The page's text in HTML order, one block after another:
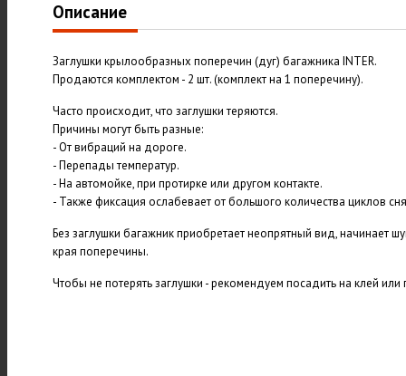
Описание
Заглушки крылообразных поперечин (дуг) багажника INTER.
Продаются комплектом - 2 шт. (комплект на 1 поперечину).
Часто происходит, что заглушки теряются.
Причины могут быть разные:
- От вибраций на дороге.
- Перепады температур.
- На автомойке, при протирке или другом контакте.
- Также фиксация ослабевает от большого количества циклов
Без заглушки багажник приобретает неопрятный вид, начинает
края поперечины.
Чтобы не потерять заглушки - рекомендуем посадить на клей или